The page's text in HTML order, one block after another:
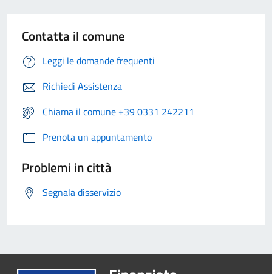
Contatta il comune
Leggi le domande frequenti
Richiedi Assistenza
Chiama il comune +39 0331 242211
Prenota un appuntamento
Problemi in città
Segnala disservizio